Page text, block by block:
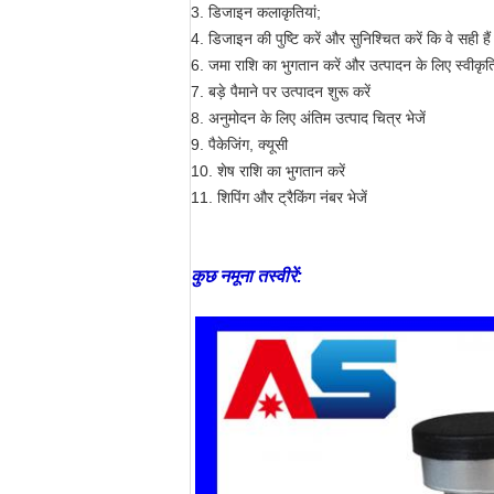
3. डिजाइन कलाकृतियां;
4. डिजाइन की पुष्टि करें और सुनिश्चित करें कि वे सही हैं
6. जमा राशि का भुगतान करें और उत्पादन के लिए
7. बड़े पैमाने पर उत्पादन शुरू करें
8. अनुमोदन के लिए अंतिम उत्पाद चित्र भेजें
9. पैकेजिंग, क्यूसी
10. शेष राशि का भुगतान करें
11. शिपिंग और ट्रैकिंग नंबर भेजें
कुछ नमूना तस्वीरें: